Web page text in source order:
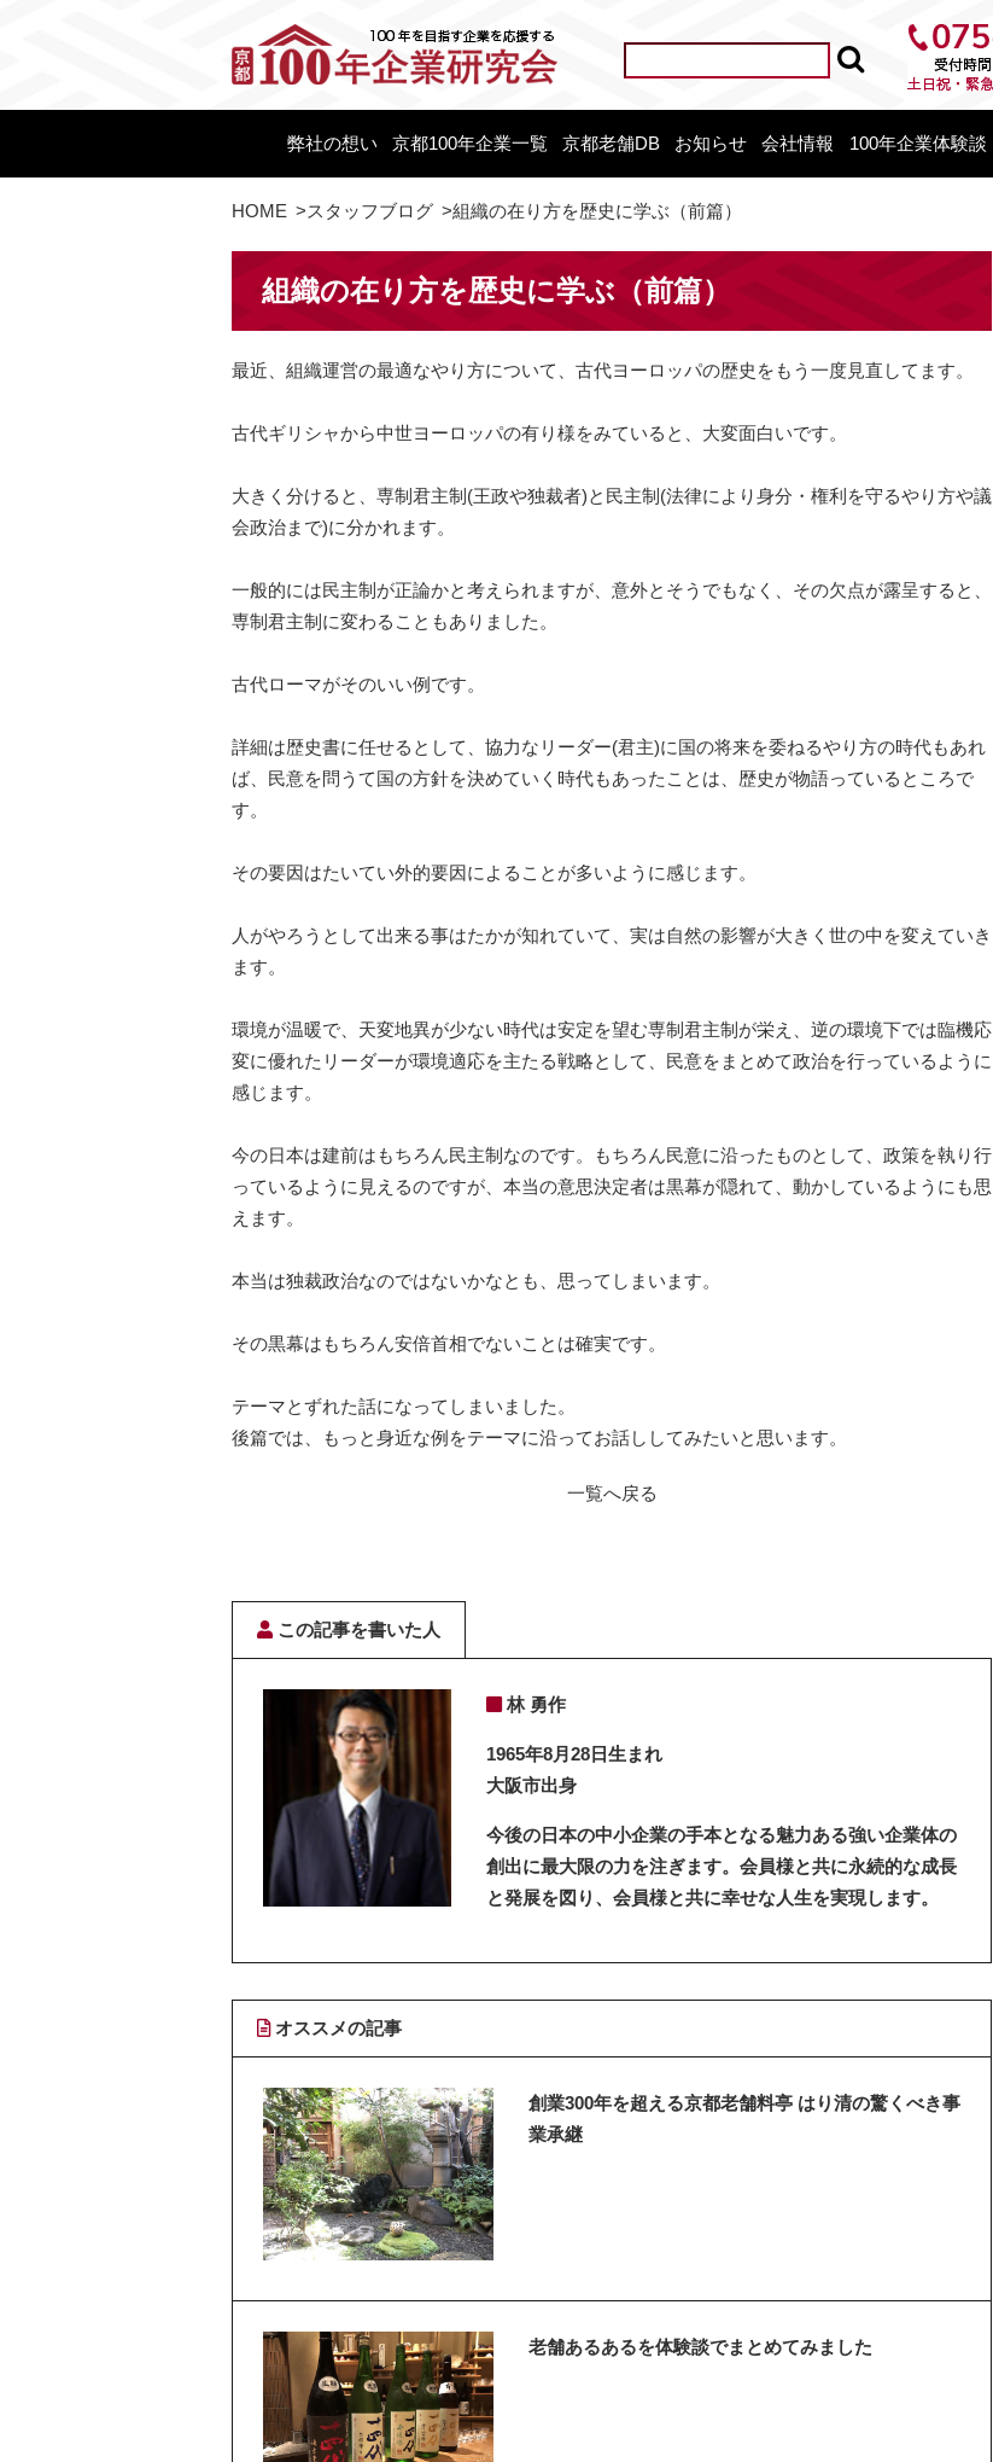
弊社の想い 京都100年企業一覧 京都老舗DB お知らせ 会社情報 100年企業体験談
HOME >スタッフブログ >組織の在り方を歴史に学ぶ（前篇）
組織の在り方を歴史に学ぶ（前篇）
最近、組織運営の最適なやり方について、 古代ヨーロッパの歴史をもう一度見直してます。
古代ギリシャから中世ヨーロッパの有り様をみていると、 大変面白いです。
大きく分けると、専制君主制(王政や独裁者)と民主制(法律により身分・権利を守るやり方や議
会政治まで)に分かれます。
一般的には民主制が正論かと考えられますが、 意外とそうでもなく、その欠点が露呈すると、
専制君主制に変わることもありました。
古代ローマがそのいい例です。
詳細は歴史書に任せるとして、協力なリーダー(君主)に国の将来を委ねるやり方の時代もあれ
ば、 民意を問うて国の方針を決めていく時代もあったことは、 歴史が物語っているところで
す。
その要因はたいてい外的要因によることが多いように感じます。
人がやろうとして出来る事はたかが知れていて、実は自然の影響が大きく世の中を変えていき
ます。
環境が温暖で、 天変地異が少ない時代は安定を望む専制君主制が栄え、 逆の環境下では臨機応
変に優れたリーダーが環境適応を主たる戦略として、民意をまとめて政治を行っているように
感じます。
今の日本は建前はもちろん民主制なのです。 もちろん民意に沿ったものとして、 政策を執り行
っているように見えるのですが、 本当の意思決定者は黒幕が隠れて、動かしているようにも思
えます。
本当は独裁政治なのではないかなとも、思ってしまいます。
その黒幕はもちろん安倍首相でないことは確実です。
テーマとずれた話になってしまいました。
後篇では、
もっと身近な例をテーマに沿ってお話ししてみたいと思います。
一覧へ戻る
この記事を書いた人
林 勇作
1965年8月28日生まれ
大阪市出身
今後の日本の中小企業の手本となる魅力ある強い企業体の
創出に最大限の力を注ぎます。会員様と共に永続的な成長
と発展を図り、会員様と共に幸せな人生を実現します。
オススメの記事
創業300年を超える京都老舗料亭 はり清の驚くべき事
業承継
老舗あるあるを体験談でまとめてみました